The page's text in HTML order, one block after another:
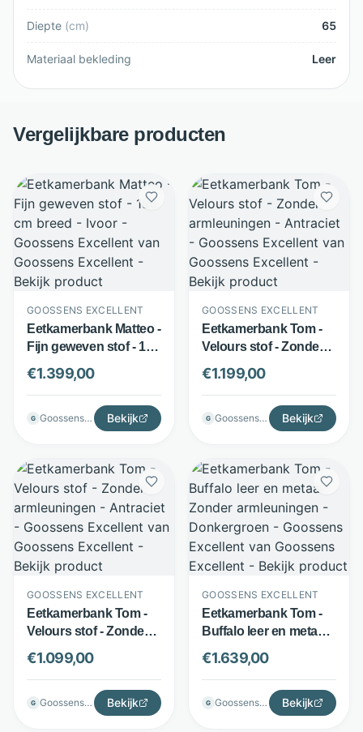
Diepte (cm) 65
Materiaal bekleding Leer
Vergelijkbare producten
GOOSSENS EXCELLENT
Eetkamerbank Matteo -
Fijn geweven stof - 180
cm breed - Ivoor -
Goossens Excellent
€1.399,00
G Goossenswonen Bekijk
GOOSSENS EXCELLENT
Eetkamerbank Tom -
Velours stof - Zonder
armleuningen -
Antraciet - Goossens
Excellent
€1.199,00
G Goossenswonen Bekijk
GOOSSENS EXCELLENT
Eetkamerbank Tom -
Velours stof - Zonder
armleuningen -
Antraciet - Goossens
Excellent
€1.099,00
G Goossenswonen Bekijk
GOOSSENS EXCELLENT
Eetkamerbank Tom -
Buffalo leer en metaal -
Zonder armleuningen -
Donkergroen -
Goossens Excellent
€1.639,00
G Goossenswonen Bekijk